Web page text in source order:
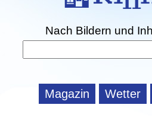
Nach Bildern und
Magazin Wetter